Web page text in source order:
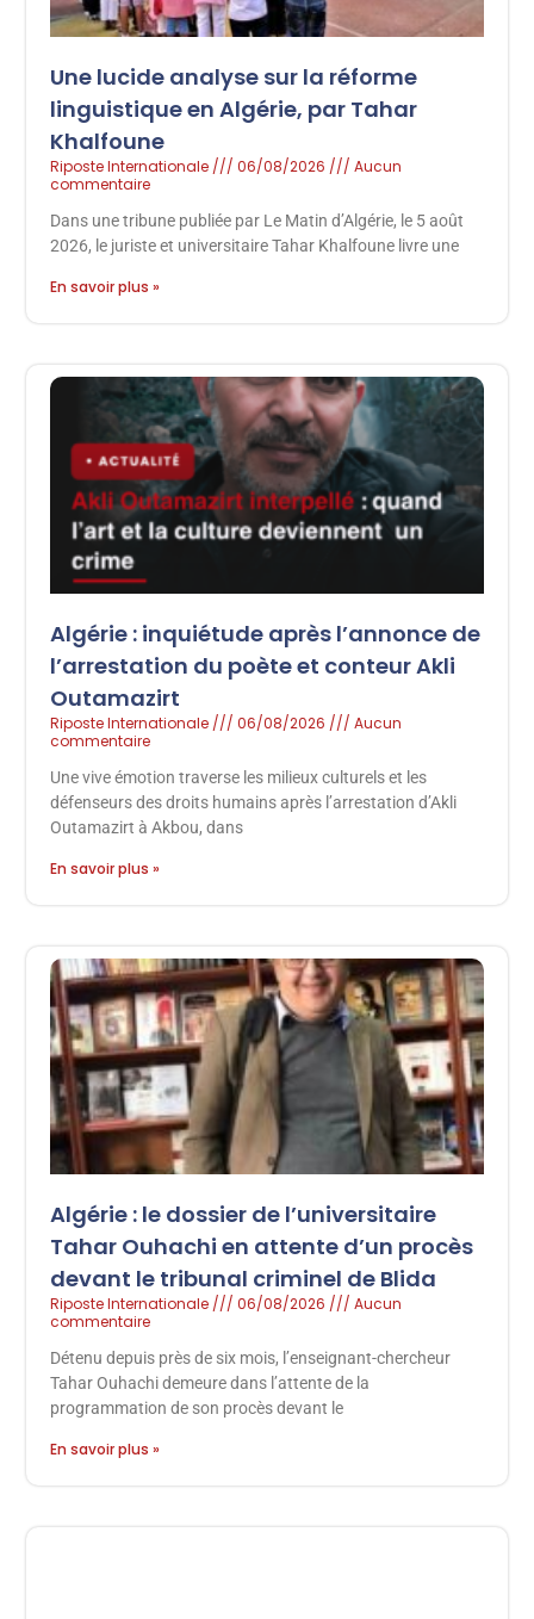
Une lucide analyse sur la réforme
linguistique en Algérie, par Tahar
Khalfoune
Riposte Internationale 06/08/2026
Aucun
commentaire
Dans une tribune publiée par Le Matin d’Algérie, le 5 août
2026, le juriste et universitaire Tahar Khalfoune livre une
En savoir plus »
Algérie : inquiétude après l’annonce de
l’arrestation du poète et conteur Akli
Outamazirt
Riposte Internationale 06/08/2026
Aucun
commentaire
Une vive émotion traverse les milieux culturels et les
défenseurs des droits humains après l’arrestation d’Akli
Outamazirt à Akbou, dans
En savoir plus »
Algérie : le dossier de l’universitaire
Tahar Ouhachi en attente d’un procès
devant le tribunal criminel de Blida
Riposte Internationale 06/08/2026
Aucun
commentaire
Détenu depuis près de six mois, l’enseignant-chercheur
Tahar Ouhachi demeure dans l’attente de la
programmation de son procès devant le
En savoir plus »